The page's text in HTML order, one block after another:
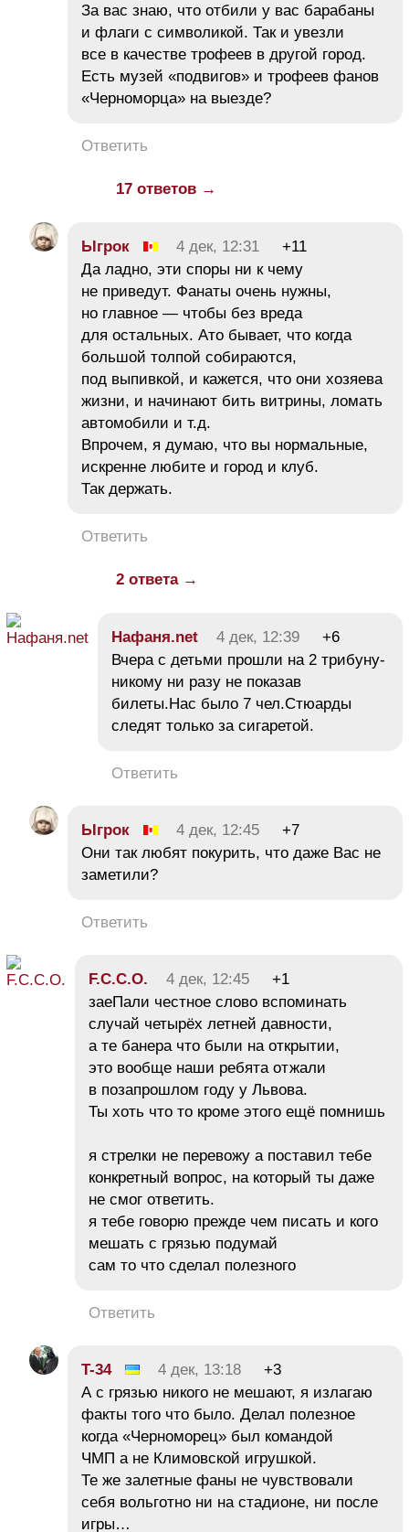
За вас знаю, что отбили у вас барабаны
и флаги с символикой. Так и увезли
все в качестве трофеев в другой город.
Есть музей «подвигов» и трофеев фанов
«Черноморца» на выезде?
Ответить
17 ответов →
Ыгрок 4 дек, 12:31
+11
Да ладно, эти споры ни к чему
не приведут. Фанаты очень нужны,
но главное — чтобы без вреда
для остальных. Ато бывает, что когда
большой толпой собираются,
под выпивкой, и кажется, что они хозяева
жизни, и начинают бить витрины, ломать
автомобили и т.д.
Впрочем, я думаю, что вы нормальные,
искренне любите и город и клуб.
Так держать.
Ответить
2 ответа →
Нафаня.net 4 дек, 12:39
+6
Вчера с детьми прошли на 2 трибуну-
никому ни разу не показав
билеты.Нас было 7 чел.Стюарды
следят только за сигаретой.
Ответить
Ыгрок 4 дек, 12:45
+7
Они так любят покурить, что даже Вас не
заметили?
Ответить
F.C.C.O. 4 дек, 12:45
+1
заеПали честное слово вспоминать
случай четырёх летней давности,
а те банера что были на открытии,
это вообще наши ребята отжали
в позапрошлом году у Львова.
Ты хоть что то кроме этого ещё помнишь
я стрелки не перевожу а поставил тебе
конкретный вопрос, на который ты даже
не смог ответить.
я тебе говорю прежде чем писать и кого
мешать с грязью подумай
сам то что сделал полезного
Ответить
T-34 4 дек, 13:18
+3
А с грязью никого не мешают, я излагаю
факты того что было. Делал полезное
когда «Черноморец» был командой
ЧМП а не Климовской игрушкой.
Те же залетные фаны не чувствовали
себя вольготно ни на стадионе, ни после
игры…